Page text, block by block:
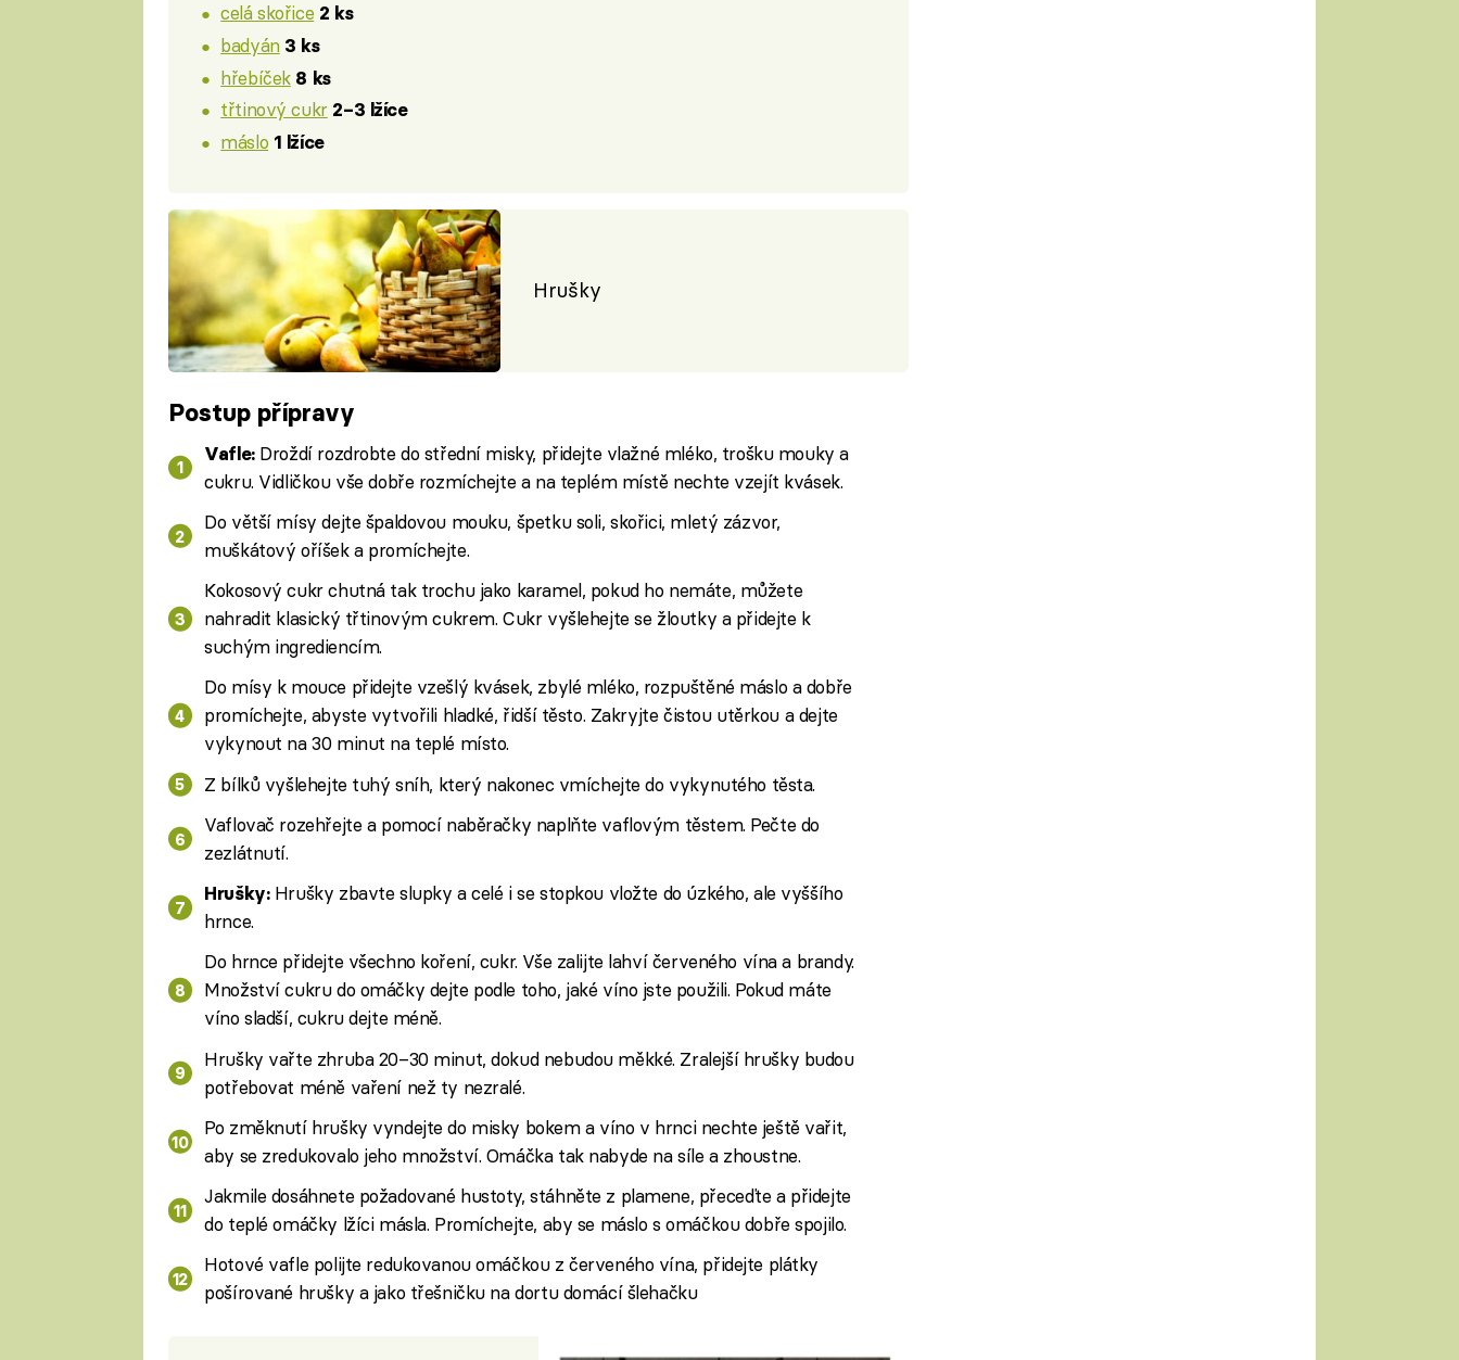
celá skořice 2 ks
badyán 3 ks
hřebíček 8 ks
třtinový cukr 2–3 lžíce
máslo 1 lžíce
Hrušky
Postup přípravy
Vafle:Droždí rozdrobte do střední misky, přidejte vlažné mléko, trošku mouky a
cukru. Vidličkou vše dobře rozmíchejte a na teplém místě nechte vzejít kvásek.
Do větší mísy dejte špaldovou mouku, špetku soli, skořici, mletý zázvor,
muškátový oříšek a promíchejte.
Kokosový cukr chutná tak trochu jako karamel, pokud ho nemáte, můžete
nahradit klasický třtinovým cukrem. Cukr vyšlehejte se žloutky a přidejte k
suchým ingrediencím.
Do mísy k mouce přidejte vzešlý kvásek, zbylé mléko, rozpuštěné máslo a dobře
promíchejte, abyste vytvořili hladké, řidší těsto. Zakryjte čistou utěrkou a dejte
vykynout na 30 minut na teplé místo.
Z bílků vyšlehejte tuhý sníh, který nakonec vmíchejte do vykynutého těsta.
Vaflovač rozehřejte a pomocí naběračky naplňte vaflovým těstem. Pečte do
zezlátnutí.
Hrušky:Hrušky zbavte slupky a celé i se stopkou vložte do úzkého, ale vyššího
hrnce.
Do hrnce přidejte všechno koření, cukr. Vše zalijte lahví červeného vína a brandy.
Množství cukru do omáčky dejte podle toho, jaké víno jste použili. Pokud máte
víno sladší, cukru dejte méně.
Hrušky vařte zhruba 20–30 minut, dokud nebudou měkké. Zralejší hrušky budou
potřebovat méně vaření než ty nezralé.
Po změknutí hrušky vyndejte do misky bokem a víno v hrnci nechte ještě vařit,
aby se zredukovalo jeho množství. Omáčka tak nabyde na síle a zhoustne.
Jakmile dosáhnete požadované hustoty, stáhněte z plamene, přeceďte a přidejte
do teplé omáčky lžíci másla. Promíchejte, aby se máslo s omáčkou dobře spojilo.
Hotové vafle polijte redukovanou omáčkou z červeného vína, přidejte plátky
pošírované hrušky a jako třešničku na dortu domácí šlehačku